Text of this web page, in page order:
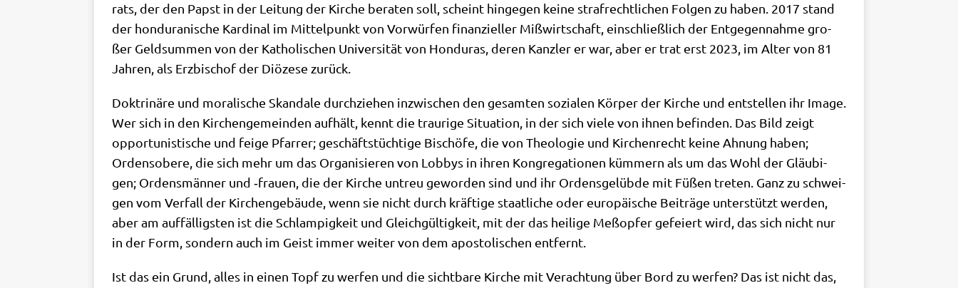
rats, der den Papst in der Lei­tung der Kir­che bera­ten soll, scheint hin­ge­gen kei­ne straf­recht­li­chen Fol­gen zu haben. 2017 stand
der hon­du­ra­ni­sche Kar­di­nal im Mit­tel­punkt von Vor­wür­fen finan­zi­el­ler Miß­wirt­schaft, ein­schließ­lich der Ent­ge­gen­nah­me gro­
ßer Geld­sum­men von der Katho­li­schen Uni­ver­si­tät von Hon­du­ras, deren Kanz­ler er war, aber er trat erst 2023, im Alter von 81
Jah­ren, als Erz­bi­schof der Diö­ze­se zurück.
Dok­tri­nä­re und mora­li­sche Skan­da­le durch­zie­hen inzwi­schen den gesam­ten sozia­len Kör­per der Kir­che und ent­stel­len ihr Image.
Wer sich in den Kir­chen­ge­mein­den auf­hält, kennt die trau­ri­ge Situa­ti­on, in der sich vie­le von ihnen befin­den. Das Bild zeigt
oppor­tu­ni­sti­sche und fei­ge Pfar­rer; geschäfts­tüch­ti­ge Bischö­fe, die von Theo­lo­gie und Kir­chen­recht kei­ne Ahnung haben;
Ordens­obe­re, die sich mehr um das Orga­ni­sie­ren von Lob­bys in ihren Kon­gre­ga­tio­nen küm­mern als um das Wohl der Gläu­bi­
gen; Ordens­män­ner und ‑frau­en, die der Kir­che untreu gewor­den sind und ihr Ordens­ge­lüb­de mit Füßen tre­ten. Ganz zu schwei­
gen vom Ver­fall der Kir­chen­ge­bäu­de, wenn sie nicht durch kräf­ti­ge staat­li­che oder euro­päi­sche Bei­trä­ge unter­stützt wer­den,
aber am auf­fäl­lig­sten ist die Schlam­pig­keit und Gleich­gül­tig­keit, mit der das hei­li­ge Meß­op­fer gefei­ert wird, das sich nicht nur
in der Form, son­dern auch im Geist immer wei­ter von dem apo­sto­li­schen entfernt.
Ist das ein Grund, alles in einen Topf zu wer­fen und die sicht­ba­re Kir­che mit Ver­ach­tung über Bord zu wer­fen? Das ist nicht das,